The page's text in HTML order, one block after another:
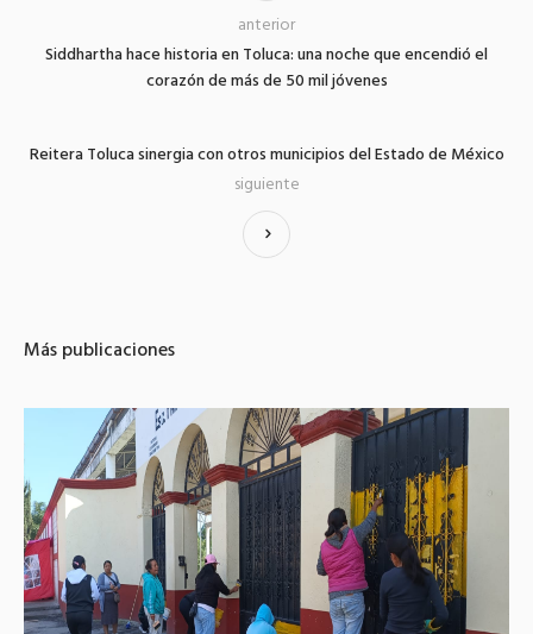
Siddhartha hace historia en Toluca: una noche que encendió el
corazón de más de 50 mil jóvenes
anterior
Reitera Toluca sinergia con otros municipios del Estado de México
siguiente
Más publicaciones